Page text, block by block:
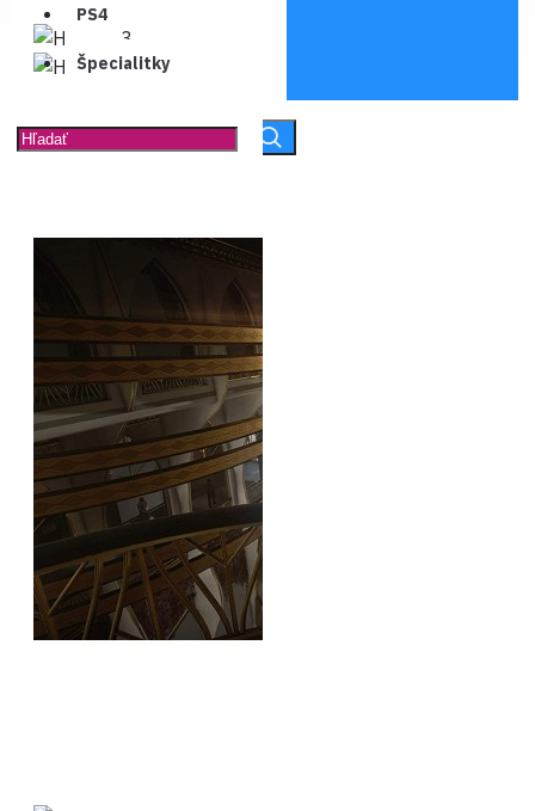
PS4
Špecialitky